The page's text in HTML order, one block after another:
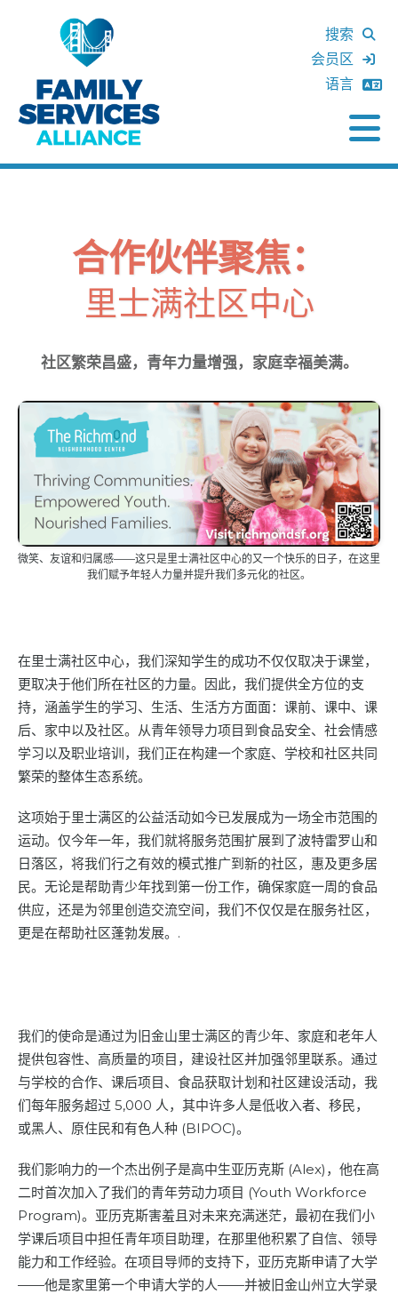
搜索
会员区
语言
合作伙伴聚焦：
里士满社区中心
社区繁荣昌盛，青年力量增强，家庭幸福美满。
微笑、友谊和归属感——这只是里士满社区中心的又一个快乐的日子，在这里
我们赋予年轻人力量并提升我们多元化的社区。
在里士满社区中心，我们深知学生的成功不仅仅取决于课堂，
更取决于他们所在社区的力量。因此，我们提供全方位的支
持，涵盖学生的学习、生活、生活方方面面：课前、课中、课
后、家中以及社区。从青年领导力项目到食品安全、社会情感
学习以及职业培训，我们正在构建一个家庭、学校和社区共同
繁荣的整体生态系统。
这项始于里士满区的公益活动如今已发展成为一场全市范围的
运动。仅今年一年，我们就将服务范围扩展到了波特雷罗山和
日落区，将我们行之有效的模式推广到新的社区，惠及更多居
民。无论是帮助青少年找到第一份工作，确保家庭一周的食品
供应，还是为邻里创造交流空间，我们不仅仅是在服务社区，
更是在帮助社区蓬勃发展。.
我们的使命是通过为旧金山里士满区的青少年、家庭和老年人
提供包容性、高质量的项目，建设社区并加强邻里联系。通过
与学校的合作、课后项目、食品获取计划和社区建设活动，我
们每年服务超过 5,000 人，其中许多人是低收入者、移民，
或黑人、原住民和有色人种 (BIPOC)。
我们影响力的一个杰出例子是高中生亚历克斯 (Alex)，他在高
二时首次加入了我们的青年劳动力项目 (Youth Workforce
Program)。亚历克斯害羞且对未来充满迷茫，最初在我们小
学课后项目中担任青年项目助理，在那里他积累了自信、领导
能力和工作经验。在项目导师的支持下，亚历克斯申请了大学
——他是家里第一个申请大学的人——并被旧金山州立大学录